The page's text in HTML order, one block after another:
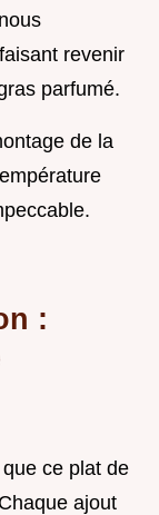
revenir
parfumé.
de la
:
ce plat de
ajout